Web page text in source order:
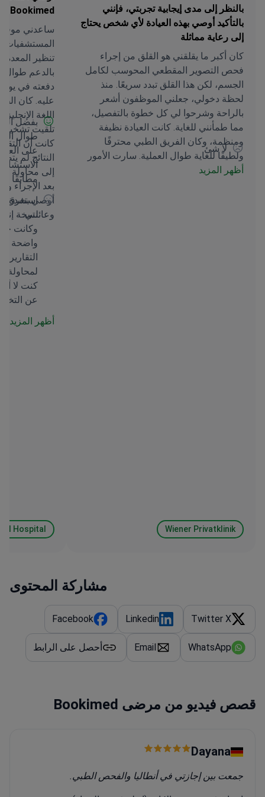
بالنظر إلى مدى إيجابية تجربتي، فإنني
بالتأكيد أوصي بهذه العيادة لأي شخص يحتاج
إلى رعاية مماثلة
كان أكبر ما يقلقني هو القلق من إجراء
فحص التصوير المقطعي المحوسب لكامل
الجسم، لكن هذا القلق تبدد سريعًا. منذ
لحظة دخولي، جعلني الموظفون أشعر
بالراحة وشرحوا لي كل خطوة بالتفصيل،
مما طمأنني للغاية. كانت العيادة نظيفة
ومنظمة، وكان الفريق الطبي محترفًا
ولطيفًا للغاية طوال العملية. سارت الأمور
بسلاسة. نظرًا لتجربتي الإيجابية، أنصح بشدة
لا شئ
أظهر المزيد
Wiener Privatklinik
Bookimed
المستشفيات
تنظير المعدة
بالدعم طوال
دفعته في يوم
عليه. كان
اللغة
تلقيت
كانت أن
النتائج لم
إلى محاولة
بعد الإجراء
وعائلتي.
بفضل
طوال
على
مطابقًا
استغرق
نسخة
وكانت
واضحة
لمحاولة
كنت لا
عن
أظهر المزيد
Hospital
مشاركة المحتوى
Twitter X
Linkedin
Facebook
WhatsApp
Email أحصل على الرابط
قصص فيديو من مرضى Bookimed
Dayana
جمعت بين إجازتي في أنطاليا والفحص الطبي.